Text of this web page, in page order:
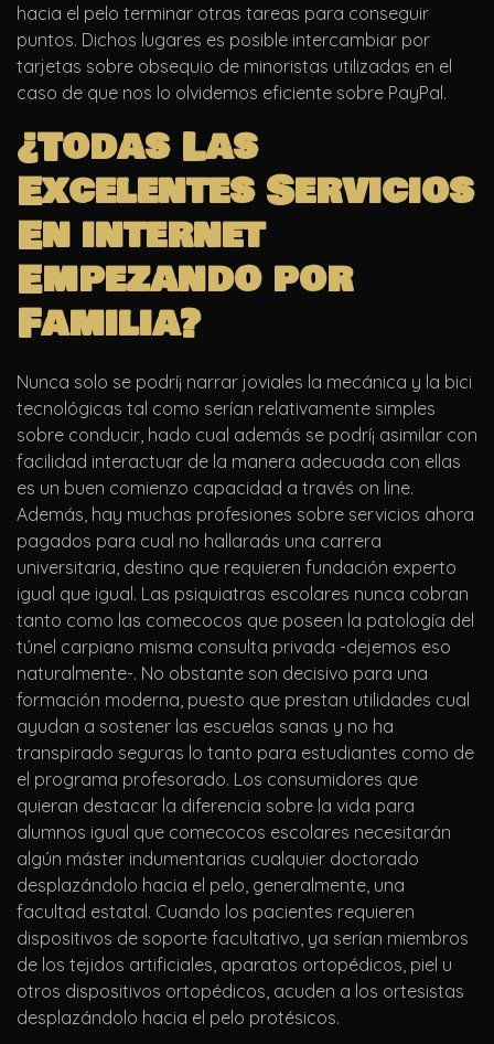
hacia el pelo terminar otras tareas para conseguir
puntos. Dichos lugares es posible intercambiar por
tarjetas sobre obsequio de minoristas utilizadas en el
caso de que nos lo olvidemos eficiente sobre PayPal.
¿Todas Las
Excelentes Servicios
En internet
Empezando por
Familia?
Nunca solo se podrí¡ narrar joviales la mecánica y la bici
tecnológicas tal como serían relativamente simples
sobre conducir, hado cual además se podrí¡ asimilar con
facilidad interactuar de la manera adecuada con ellas
es un buen comienzo capacidad a través on line.
Además, hay muchas profesiones sobre servicios ahora
pagados para cual no hallaraás una carrera
universitaria, destino que requieren fundación experto
igual que igual. Las psiquiatras escolares nunca cobran
tanto como las comecocos que poseen la patologí­a del
túnel carpiano misma consulta privada -dejemos eso
naturalmente-. No obstante son decisivo para una
formación moderna, puesto que prestan utilidades cual
ayudan a sostener las escuelas sanas y no ha
transpirado seguras lo tanto para estudiantes como de
el programa profesorado. Los consumidores que
quieran destacar la diferencia sobre la vida para
alumnos igual que comecocos escolares necesitarán
algún máster indumentarias cualquier doctorado
desplazándolo hacia el pelo, generalmente, una
facultad estatal. Cuando los pacientes requieren
dispositivos de soporte facultativo, ya serían miembros
de los tejidos artificiales, aparatos ortopédicos, piel u
otros dispositivos ortopédicos, acuden a los ortesistas
desplazándolo hacia el pelo protésicos.